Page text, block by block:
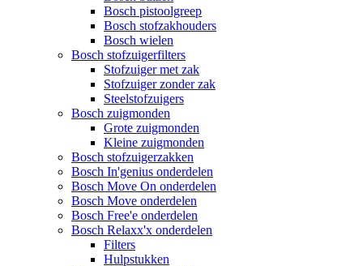
Bosch pistoolgreep
Bosch stofzakhouders
Bosch wielen
Bosch stofzuigerfilters
Stofzuiger met zak
Stofzuiger zonder zak
Steelstofzuigers
Bosch zuigmonden
Grote zuigmonden
Kleine zuigmonden
Bosch stofzuigerzakken
Bosch In'genius onderdelen
Bosch Move On onderdelen
Bosch Move onderdelen
Bosch Free'e onderdelen
Bosch Relaxx'x onderdelen
Filters
Hulpstukken